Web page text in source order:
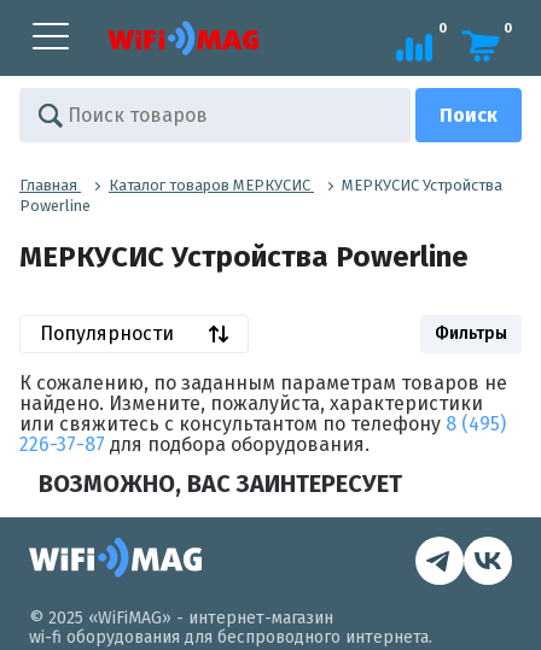
0 0
Главная Каталог товаров МЕРКУСИС
МЕРКУСИС Устройства
Powerline
МЕРКУСИС Устройства Powerline
Популярности Фильтры
К сожалению, по заданным параметрам товаров не
найдено. Измените, пожалуйста, характеристики
или свяжитесь с консультантом по телефону 8 (495)
226-37-87 для подбора оборудования.
ВОЗМОЖНО, ВАС ЗАИНТЕРЕСУЕТ
© 2025 «WiFiMAG» - интернет-магазин
wi-fi оборудования для беспроводного интернета.